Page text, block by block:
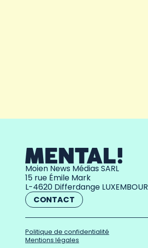
Moien News Médias SARL
15 rue Émile Mark
L-4620 Differdange
CONTACT
Politique de confidentialité
Mentions légales